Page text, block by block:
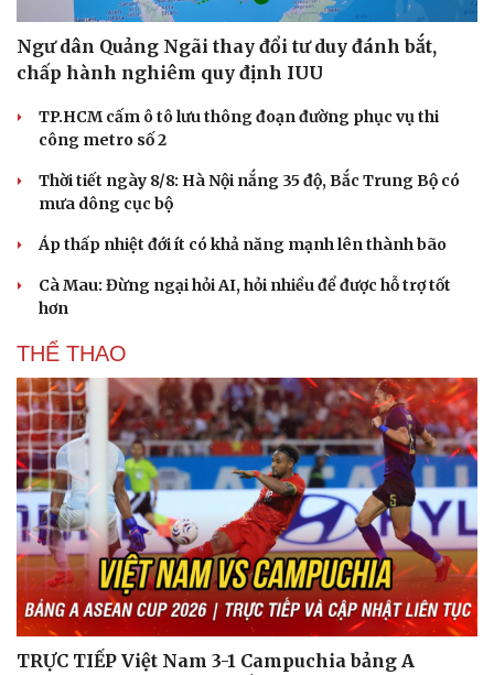
Ngư dân Quảng Ngãi thay đổi tư duy đánh bắt,
chấp hành nghiêm quy định IUU
TP.HCM cấm ô tô lưu thông đoạn đường phục vụ thi
công metro số 2
Thời tiết ngày 8/8: Hà Nội nắng 35 độ, Bắc Trung Bộ có
mưa dông cục bộ
Áp thấp nhiệt đới ít có khả năng mạnh lên thành bão
Cà Mau: Đừng ngại hỏi AI, hỏi nhiều để được hỗ trợ tốt
hơn
THỂ THAO
TRỰC TIẾP Việt Nam 3-1 Campuchia bảng A